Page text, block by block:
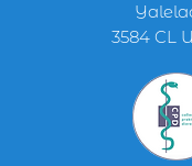
3584 CL